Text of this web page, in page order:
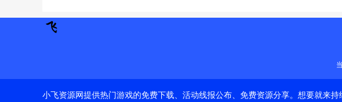
小飞资源网提供热门游戏的免费下载、活动线报公布、免费资源分享。想要就来持